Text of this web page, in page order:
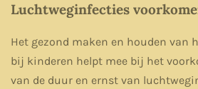
Luchtweginfecties
Het gezond maken en houden van
bij kinderen helpt mee bij het
van de duur en ernst van